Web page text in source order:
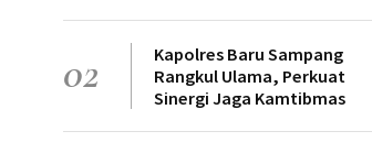
02
Kapolres Baru Sampang
Rangkul Ulama, Perkuat
Sinergi Jaga Kamtibmas